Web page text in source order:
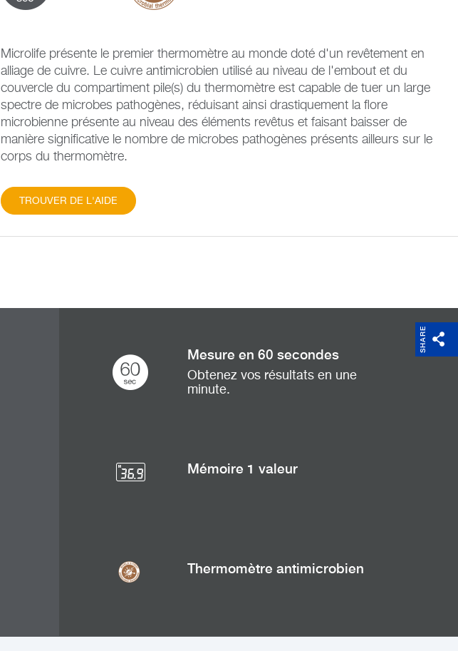
Microlife présente le premier thermomètre au monde doté d'un revêtement en
alliage de cuivre. Le cuivre antimicrobien utilisé au niveau de l'embout et du
couvercle du compartiment pile(s) du thermomètre est capable de tuer un large
spectre de microbes pathogènes, réduisant ainsi drastiquement la flore
microbienne présente au niveau des éléments revêtus et faisant baisser de
manière significative le nombre de microbes pathogènes présents ailleurs sur le
corps du thermomètre.
TROUVER DE L'AIDE
SHARE
Mesure en 60 secondes
Obtenez vos résultats en une
minute.
Mémoire 1 valeur
Thermomètre antimicrobien